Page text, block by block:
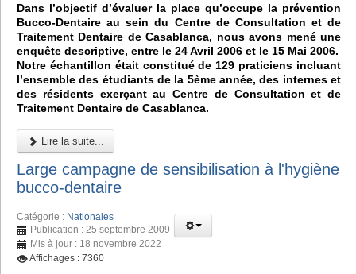
Dans l’objectif d’évaluer la place qu’occupe la prévention
Bucco-Dentaire au sein du Centre de Consultation et de
Traitement Dentaire de Casablanca, nous avons mené une
enquête descriptive, entre le 24 Avril 2006 et le 15 Mai 2006.
Notre échantillon était constitué de 129 praticiens incluant
l’ensemble des étudiants de la 5ème année, des internes et
des résidents exerçant au Centre de Consultation et de
Traitement Dentaire de Casablanca.
Lire la suite...
Large campagne de sensibilisation à l'hygiène
bucco-dentaire
Catégorie : Nationales
Publication : 25 septembre 2009
Mis à jour : 18 novembre 2022
Affichages : 7360